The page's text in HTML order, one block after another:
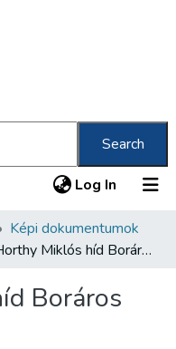
Search
Log In (current)
Képi dokumentumok
[A Horthy Miklós híd Boráros téri feljárója]
Boráros